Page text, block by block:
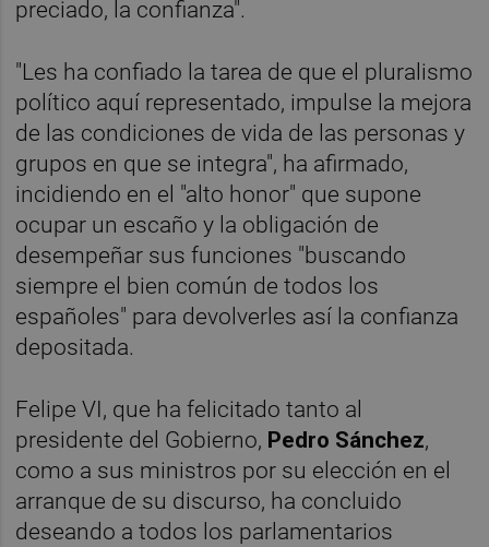
preciado, la confianza".
"Les ha confiado la tarea de que el pluralismo
político aquí representado, impulse la mejora
de las condiciones de vida de las personas y
grupos en que se integra", ha afirmado,
incidiendo en el "alto honor" que supone
ocupar un escaño y la obligación de
desempeñar sus funciones "buscando
siempre el bien común de todos los
españoles" para devolverles así la confianza
depositada.
Felipe VI, que ha felicitado tanto al
presidente del Gobierno, Pedro Sánchez,
como a sus ministros por su elección en el
arranque de su discurso, ha concluido
deseando a todos los parlamentarios